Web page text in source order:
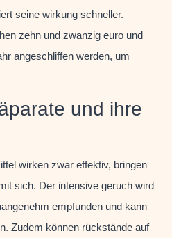
seine wirkung schneller.
zehn und zwanzig euro und
angeschliffen werden, um
und ihre
wirken zwar effektiv, bringen
sich. Der intensive geruch wird
empfunden und kann
Zudem können rückstände auf